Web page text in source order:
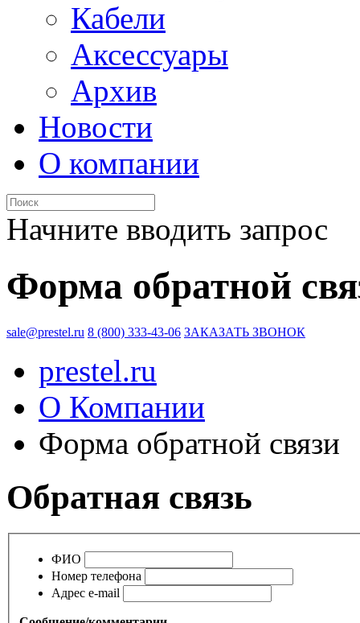
Кабели
Аксессуары
Архив
Новости
О компании
Начните вводить запрос
Форма обратной
sale@prestel.ru 8 (800) 333-43-06 ЗАКАЗАТЬ ЗВОНОК
prestel.ru
О Компании
Форма обратной связи
Обратная связь
ФИО
Номер телефона
Адрес e-mail